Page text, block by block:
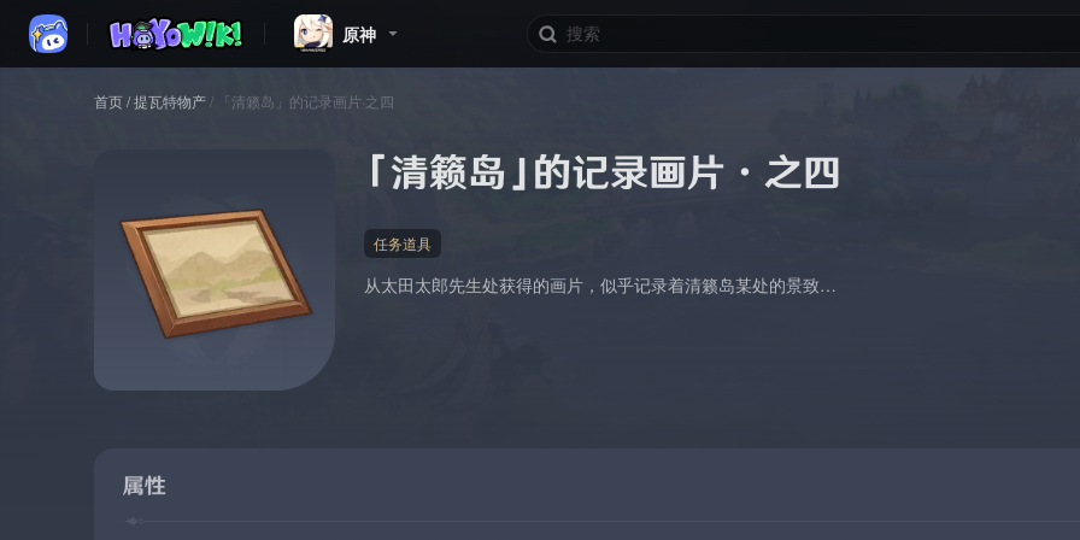
原神
首页/提瓦特物产/ 「清籁岛」的记录画片·之四
「清籁岛」的记录画片·之四
任务道具
从太田太郎先生处获得的画片，似乎记录着清籁岛某处的景致…
属性